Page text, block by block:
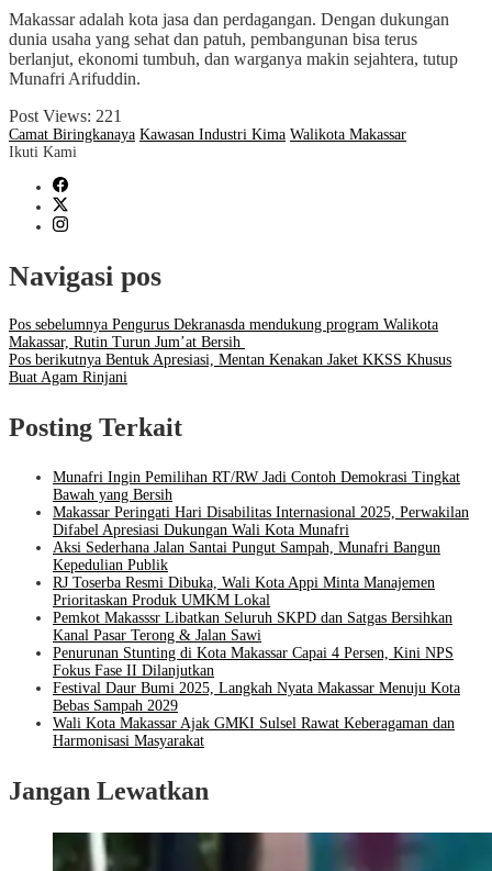
Makassar adalah kota jasa dan perdagangan. Dengan dukungan
dunia usaha yang sehat dan patuh, pembangunan bisa terus
berlanjut, ekonomi tumbuh, dan warganya makin sejahtera, tutup
Munafri Arifuddin.
Post Views: 221
Camat Biringkanaya Kawasan Industri Kima Walikota Makassar
Ikuti Kami
Navigasi pos
Pos sebelumnya Pengurus Dekranasda mendukung program Walikota
Makassar, Rutin Turun Jum’at Bersih
Pos berikutnya Bentuk Apresiasi, Mentan Kenakan Jaket KKSS Khusus
Buat Agam Rinjani
Posting Terkait
Munafri Ingin Pemilihan RT/RW Jadi Contoh Demokrasi Tingkat
Bawah yang Bersih
Makassar Peringati Hari Disabilitas Internasional 2025, Perwakilan
Difabel Apresiasi Dukungan Wali Kota Munafri
Aksi Sederhana Jalan Santai Pungut Sampah, Munafri Bangun
Kepedulian Publik
RJ Toserba Resmi Dibuka, Wali Kota Appi Minta Manajemen
Prioritaskan Produk UMKM Lokal
Pemkot Makasssr Libatkan Seluruh SKPD dan Satgas Bersihkan
Kanal Pasar Terong & Jalan Sawi
Penurunan Stunting di Kota Makassar Capai 4 Persen, Kini NPS
Fokus Fase II Dilanjutkan
Festival Daur Bumi 2025, Langkah Nyata Makassar Menuju Kota
Bebas Sampah 2029
Wali Kota Makassar Ajak GMKI Sulsel Rawat Keberagaman dan
Harmonisasi Masyarakat
Jangan Lewatkan